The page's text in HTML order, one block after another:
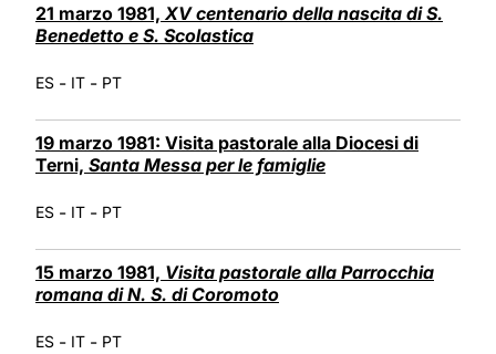
21 marzo 1981, XV centenario della nascita di S.
Benedetto e S. Scolastica
ES - IT - PT
19 marzo 1981: Visita pastorale alla Diocesi di
Terni, Santa Messa per le famiglie
ES - IT - PT
15 marzo 1981, Visita pastorale alla Parrocchia
romana di N. S. di Coromoto
ES - IT - PT